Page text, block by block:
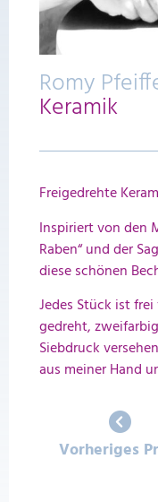
Romy
Keramik
Freigedrehte
Inspiriert von den
Raben“ und der
diese schönen
Jedes Stück ist
gedreht,
Siebdruck
aus meiner Hand
Vorheriges